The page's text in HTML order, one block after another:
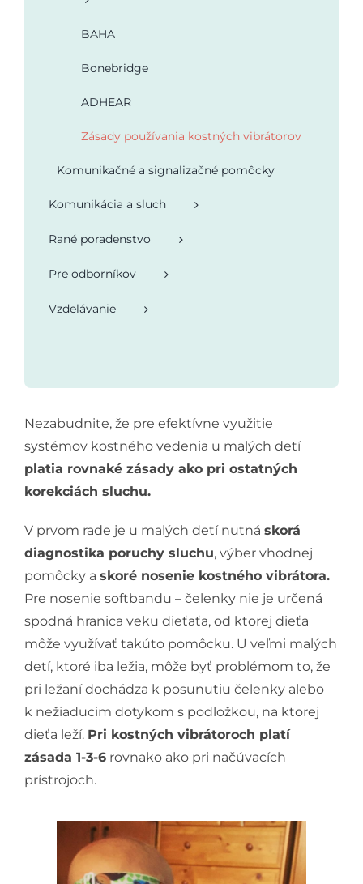
BAHA
Bonebridge
ADHEAR
Zásady používania kostných vibrátorov
Komunikačné a signalizačné pomôcky
Komunikácia a sluch
Rané poradenstvo
Pre odborníkov
Vzdelávanie
Nezabudnite, že pre efektívne využitie
systémov kostného vedenia u malých detí
platia rovnaké zásady ako pri ostatných
korekciách sluchu.
V prvom rade je u malých detí nutná skorá
diagnostika poruchy sluchu, výber vhodnej
pomôcky a skoré nosenie kostného vibrátora.
Pre nosenie softbandu – čelenky nie je určená
spodná hranica veku dieťaťa, od ktorej dieťa
môže využívať takúto pomôcku. U veľmi malých
detí, ktoré iba ležia, môže byť problémom to, že
pri ležaní dochádza k posunutiu čelenky alebo
k nežiaducim dotykom s podložkou, na ktorej
dieťa leží. Pri kostných vibrátoroch platí
zásada 1-3-6rovnako ako pri načúvacích
prístrojoch.